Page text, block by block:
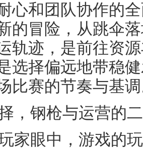
心和团队协作的
的冒险，从跳伞
轨迹，是前往资
选择偏远地带稳
比赛的节奏与基
，钢枪与运营的
家眼中，游戏的